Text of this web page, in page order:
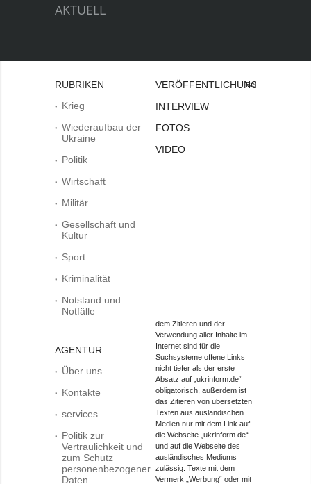
AKTUELL
RUBRIKEN
Krieg
Wiederaufbau der
Ukraine
Politik
Wirtschaft
Militär
Gesellschaft und
Kultur
Sport
Kriminalität
Notstand und
Notfälle
AGENTUR
Über uns
Kontakte
services
Politik zur
Vertraulichkeit und
zum Schutz
personenbezogener
Daten
VERÖFFENTLICHUNGEN
INTERVIEW
FOTOS
VIDEO
Bei
dem Zitieren und der
Verwendung aller Inhalte im
Internet sind für die
Suchsysteme offene Links
nicht tiefer als der erste
Absatz auf „ukrinform.de“
obligatorisch, außerdem ist
das Zitieren von übersetzten
Texten aus ausländischen
Medien nur mit dem Link auf
die Webseite „ukrinform.de“
und auf die Webseite des
ausländisches Mediums
zulässig. Texte mit dem
Vermerk „Werbung“ oder mit